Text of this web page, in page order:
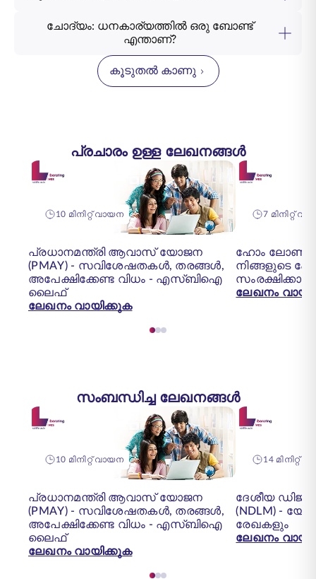
ചോദ്യം: ധനകാര്യത്തിൽ ഒരു ബോണ്ട്
എന്താണ്?
കൂടുതൽ കാണു
പ്രചാരം ഉള്ള ലേഖനങ്ങൾ
10 മിനിറ്റ് വായന
പ്രധാനമന്ത്രി ആവാസ് യോജന
(PMAY) - സവിശേഷതകൾ, തരങ്ങൾ,
അപേക്ഷിക്കേണ്ട വിധം - എസ്‌ബി‌ഐ
ലൈഫ്
ലേഖനം വായിക്കുക
7 മിനിറ്റ്
ഹോം ലോൺ
നിങ്ങളുടെ
ലേഖനം
സംബന്ധിച്ച ലേഖനങ്ങൾ
10 മിനിറ്റ് വായന
പ്രധാനമന്ത്രി ആവാസ് യോജന
(PMAY) - സവിശേഷതകൾ, തരങ്ങൾ,
അപേക്ഷിക്കേണ്ട വിധം - എസ്‌ബി‌ഐ
ലൈഫ്
ലേഖനം വായിക്കുക
14 മിനിറ്റ്
ദേശീയ
(NDLM) -
രേഖകളും
ലേഖനം